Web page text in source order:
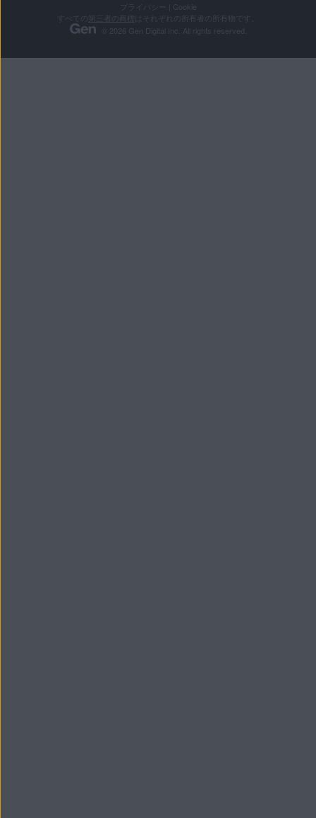
プライバシー
Cookie
第三者の商標
はそれぞれの所有者の所有物です。
© 2026 Gen Digital Inc. All rights reserved.